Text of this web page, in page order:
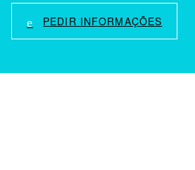
PEDIR INFORMAÇÕES